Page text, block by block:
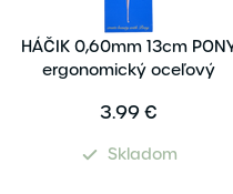
HÁČIK 0,60mm 13cm
ergonomický oceľový
3.99 €
Skladom